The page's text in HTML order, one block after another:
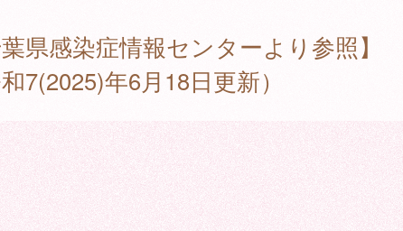
県感染症情報センターより参照】
7(2025)年6月18日更新）